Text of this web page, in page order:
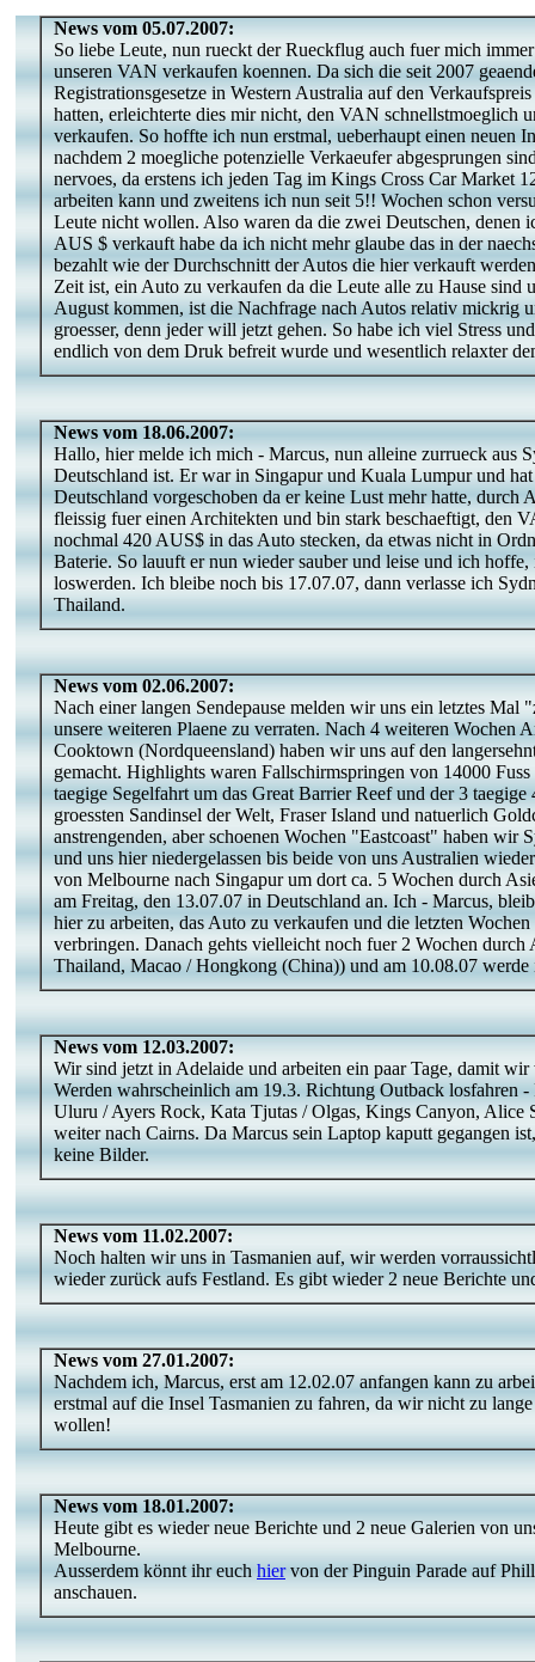
News vom 05.07.2007:
So liebe Leute, nun rueckt der Rueckflug auch fuer mich
unseren VAN verkaufen koennen. Da sich die seit 2007
Registrationsgesetze in Western Australia auf den
hatten, erleichterte dies mir nicht, den VAN schnellstmoeglich
verkaufen. So hoffte ich nun erstmal, ueberhaupt einen neuen
nachdem 2 moegliche potenzielle Verkaeufer abgesprungen
nervoes, da erstens ich jeden Tag im Kings Cross Car Market
arbeiten kann und zweitens ich nun seit 5!! Wochen schon
Leute nicht wollen. Also waren da die zwei Deutschen, denen
AUS $ verkauft habe da ich nicht mehr glaube das in der
bezahlt wie der Durchschnitt der Autos die hier verkauft
Zeit ist, ein Auto zu verkaufen da die Leute alle zu Hause sind
August kommen, ist die Nachfrage nach Autos relativ mickrig
groesser, denn jeder will jetzt gehen. So habe ich viel Stress
endlich von dem Druk befreit wurde und wesentlich relaxter
News vom 18.06.2007:
Hallo, hier melde ich mich - Marcus, nun alleine zurrueck aus
Deutschland ist. Er war in Singapur und Kuala Lumpur und
Deutschland vorgeschoben da er keine Lust mehr hatte, durch
fleissig fuer einen Architekten und bin stark beschaeftigt, den
nochmal 420 AUS$ in das Auto stecken, da etwas nicht in
Baterie. So lauuft er nun wieder sauber und leise und ich
loswerden. Ich bleibe noch bis 17.07.07, dann verlasse ich
Thailand.
News vom 02.06.2007:
Nach einer langen Sendepause melden wir uns ein letztes Mal
unsere weiteren Plaene zu verraten. Nach 4 weiteren Wochen
Cooktown (Nordqueensland) haben wir uns auf den
gemacht. Highlights waren Fallschirmspringen von 14000
taegige Segelfahrt um das Great Barrier Reef und der 3
groessten Sandinsel der Welt, Fraser Island und natuerlich
anstrengenden, aber schoenen Wochen "Eastcoast" haben wir
und uns hier niedergelassen bis beide von uns Australien
von Melbourne nach Singapur um dort ca. 5 Wochen durch
am Freitag, den 13.07.07 in Deutschland an. Ich - Marcus,
hier zu arbeiten, das Auto zu verkaufen und die letzten
verbringen. Danach gehts vielleicht noch fuer 2 Wochen durch
Thailand, Macao / Hongkong (China)) und am 10.08.07
News vom 12.03.2007:
Wir sind jetzt in Adelaide und arbeiten ein paar Tage, damit
Werden wahrscheinlich am 19.3. Richtung Outback losfahren
Uluru / Ayers Rock, Kata Tjutas / Olgas, Kings Canyon, Alice
weiter nach Cairns. Da Marcus sein Laptop kaputt gegangen
keine Bilder.
News vom 11.02.2007:
Noch halten wir uns in Tasmanien auf, wir werden
wieder zurück aufs Festland. Es gibt wieder 2 neue Berichte
News vom 27.01.2007:
Nachdem ich, Marcus, erst am 12.02.07 anfangen kann zu
erstmal auf die Insel Tasmanien zu fahren, da wir nicht zu
wollen!
News vom 18.01.2007:
Heute gibt es wieder neue Berichte und 2 neue Galerien von
Melbourne.
Ausserdem könnt ihr euch hiervon der Pinguin Parade auf
anschauen.